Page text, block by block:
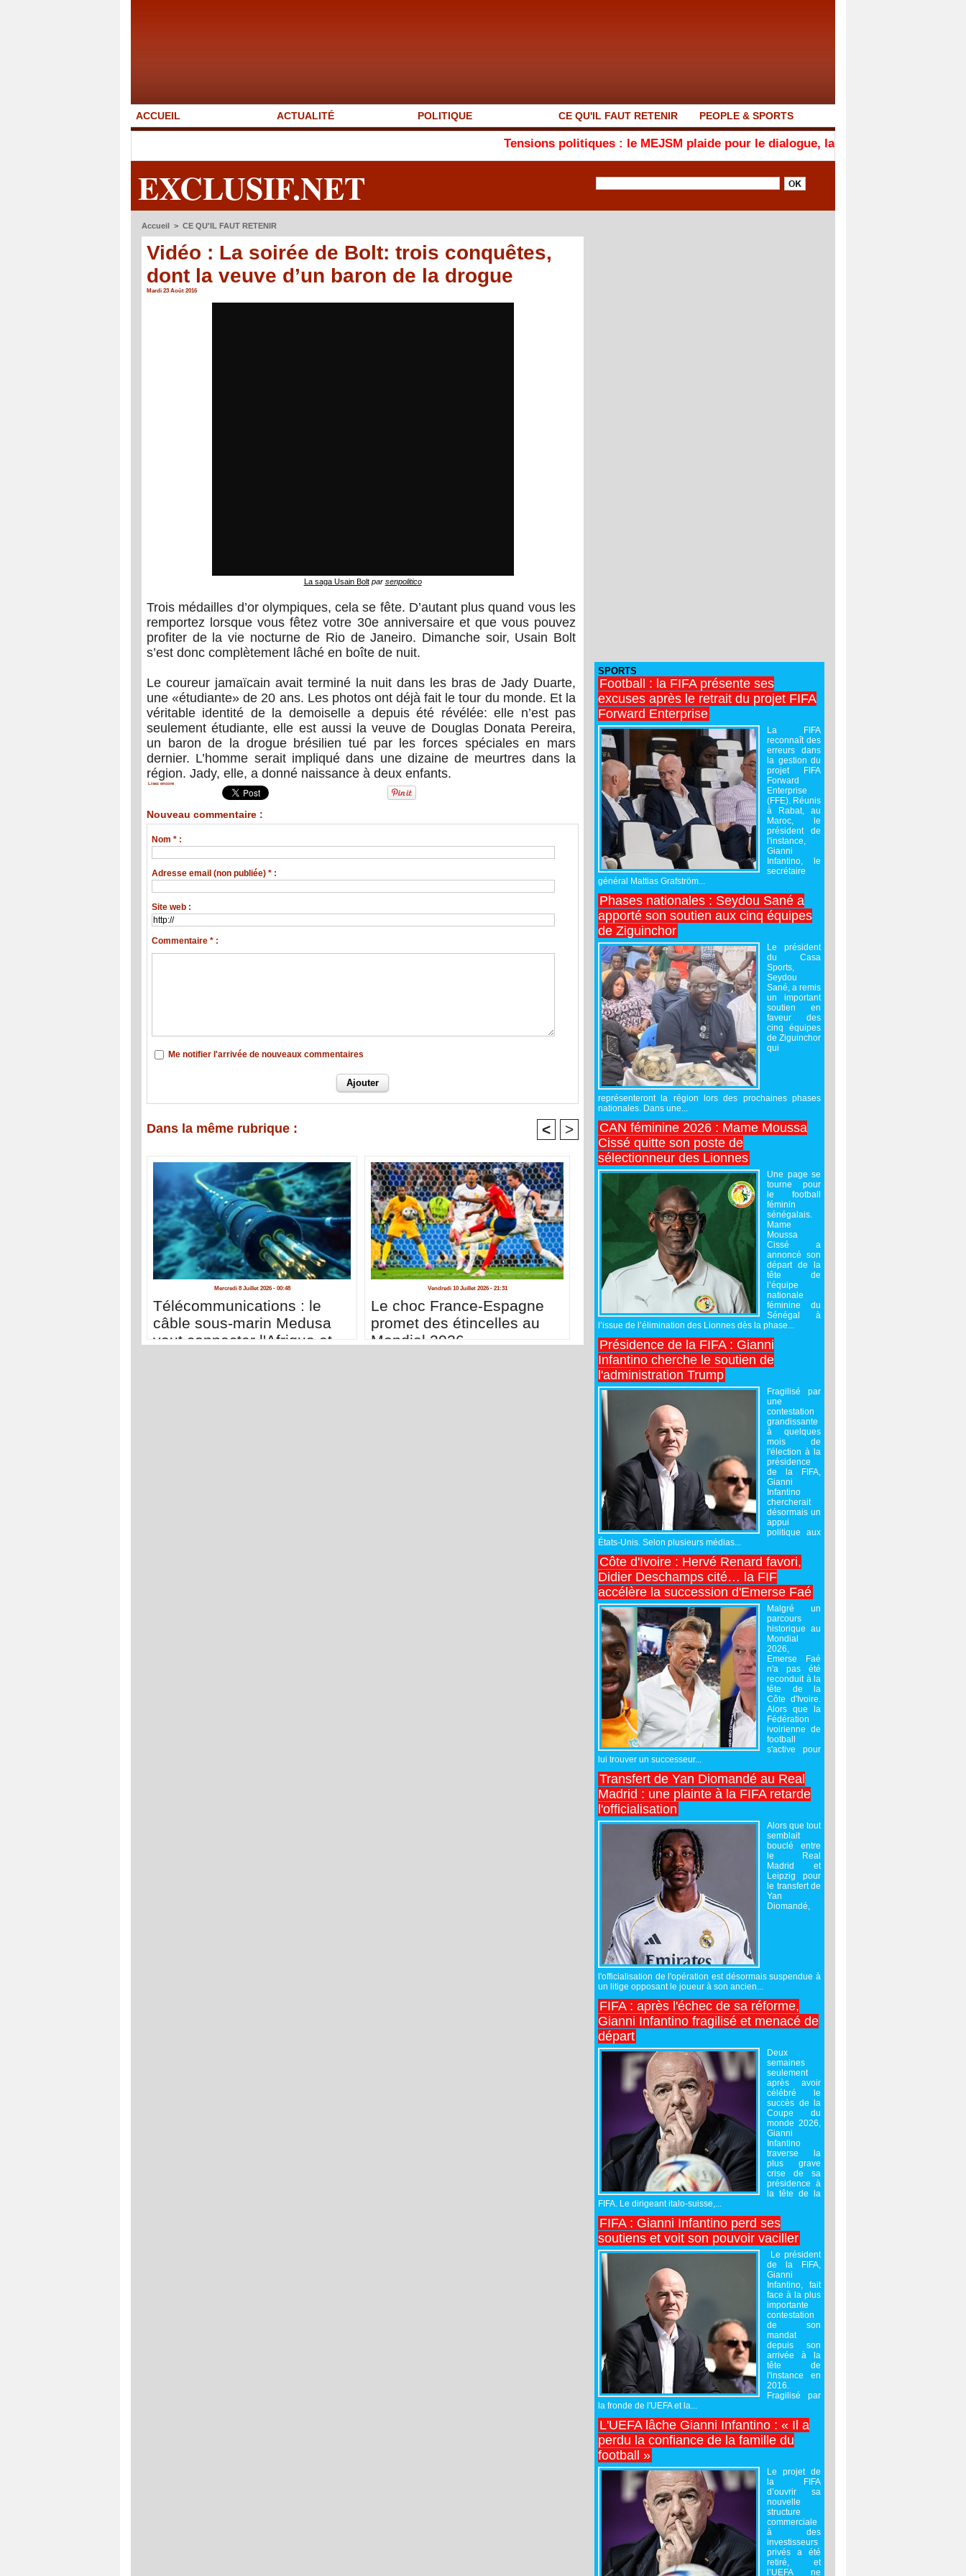
ACCUEIL ACTUALITÉ POLITIQUE CE QU'IL FAUT RETENIR PEOPLE & SPORTS
Tensions politiques : le MEJSM plaide pour le dialogue, la responsabilité et la cohésion
EXCLUSIF.NET
Accueil > CE QU'IL FAUT RETENIR
Vidéo : La soirée de Bolt: trois conquêtes,
dont la veuve d’un baron de la drogue
Mardi 23 Août 2016
La saga Usain Bolt par senpolitico
Trois médailles d’or olympiques, cela se fête. D’autant plus quand vous les
remportez lorsque vous fêtez votre 30e anniversaire et que vous pouvez
profiter de la vie nocturne de Rio de Janeiro. Dimanche soir, Usain Bolt
s’est donc complètement lâché en boîte de nuit.
Le coureur jamaïcain avait terminé la nuit dans les bras de Jady Duarte,
une «étudiante» de 20 ans. Les photos ont déjà fait le tour du monde. Et la
véritable identité de la demoiselle a depuis été révélée: elle n’est pas
seulement étudiante, elle est aussi la veuve de Douglas Donata Pereira,
un baron de la drogue brésilien tué par les forces spéciales en mars
dernier. L’homme serait impliqué dans une dizaine de meurtres dans la
région. Jady, elle, a donné naissance à deux enfants.
Lisez encore
Nouveau commentaire :
Nom * :
Adresse email (non publiée) * :
Site web :
Commentaire * :
Me notifier l'arrivée de nouveaux commentaires
Dans la même rubrique : < >
Mercredi 8 Juillet 2026 - 00:48
Télécommunications : le
câble sous-marin Medusa
veut connecter l'Afrique et
Vendredi 10 Juillet 2026 - 21:31
Le choc France-Espagne
promet des étincelles au
Mondial 2026
SPORTS
Football : la FIFA présente ses
excuses après le retrait du projet FIFA
Forward Enterprise
La FIFA
reconnaît des
erreurs dans
la gestion du
projet FIFA
Forward
Enterprise
(FFE). Réunis
à Rabat, au
Maroc, le
président de
l'instance,
Gianni
Infantino, le
secrétaire
général Mattias Grafström...
Phases nationales : Seydou Sané a
apporté son soutien aux cinq équipes
de Ziguinchor
Le président
du Casa
Sports,
Seydou
Sané, a remis
un important
soutien en
faveur des
cinq équipes
de Ziguinchor
qui
représenteront la région lors des prochaines phases
nationales. Dans une...
CAN féminine 2026 : Mame Moussa
Cissé quitte son poste de
sélectionneur des Lionnes
Une page se
tourne pour
le football
féminin
sénégalais.
Mame
Moussa
Cissé a
annoncé son
départ de la
tête de
l’équipe
nationale
féminine du
Sénégal à
l’issue de l’élimination des Lionnes dès la phase...
Présidence de la FIFA : Gianni
Infantino cherche le soutien de
l'administration Trump
Fragilisé par
une
contestation
grandissante
à quelques
mois de
l'élection à la
présidence
de la FIFA,
Gianni
Infantino
chercherait
désormais un
appui
politique aux
États-Unis. Selon plusieurs médias...
Côte d'Ivoire : Hervé Renard favori,
Didier Deschamps cité… la FIF
accélère la succession d'Emerse Faé
Malgré un
parcours
historique au
Mondial
2026,
Emerse Faé
n'a pas été
reconduit à la
tête de la
Côte d'Ivoire.
Alors que la
Fédération
ivoirienne de
football
s'active pour
lui trouver un successeur...
Transfert de Yan Diomandé au Real
Madrid : une plainte à la FIFA retarde
l'officialisation
Alors que tout
semblait
bouclé entre
le Real
Madrid et
Leipzig pour
le transfert de
Yan
Diomandé,
l'officialisation de l'opération est désormais suspendue à
un litige opposant le joueur à son ancien...
FIFA : après l'échec de sa réforme,
Gianni Infantino fragilisé et menacé de
départ
Deux
semaines
seulement
après avoir
célébré le
succès de la
Coupe du
monde 2026,
Gianni
Infantino
traverse la
plus grave
crise de sa
présidence à
la tête de la
FIFA. Le dirigeant italo-suisse,...
FIFA : Gianni Infantino perd ses
soutiens et voit son pouvoir vaciller
Le président
de la FIFA,
Gianni
Infantino, fait
face à la plus
importante
contestation
de son
mandat
depuis son
arrivée à la
tête de
l'instance en
2016.
Fragilisé par
la fronde de l'UEFA et la...
L'UEFA lâche Gianni Infantino : « Il a
perdu la confiance de la famille du
football »
Le projet de
la FIFA
d’ouvrir sa
nouvelle
structure
commerciale
à des
investisseurs
privés a été
retiré, et
l’UEFA ne